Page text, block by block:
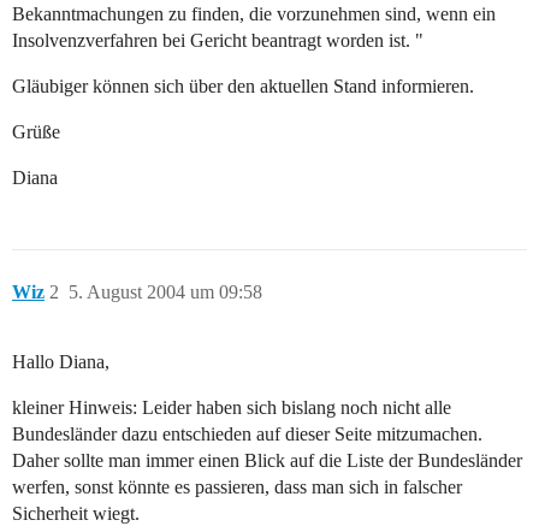
Bekanntmachungen zu finden, die vorzunehmen sind, wenn ein
Insolvenzverfahren bei Gericht beantragt worden ist. "
Gläubiger können sich über den aktuellen Stand informieren.
Grüße
Diana
Wiz 5. August 2004 um 09:58
2
Hallo Diana,
kleiner Hinweis: Leider haben sich bislang noch nicht alle
Bundesländer dazu entschieden auf dieser Seite mitzumachen.
Daher sollte man immer einen Blick auf die Liste der Bundesländer
werfen, sonst könnte es passieren, dass man sich in falscher
Sicherheit wiegt.